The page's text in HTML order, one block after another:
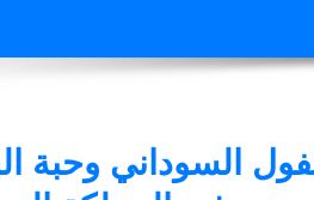
السوداني وحبة